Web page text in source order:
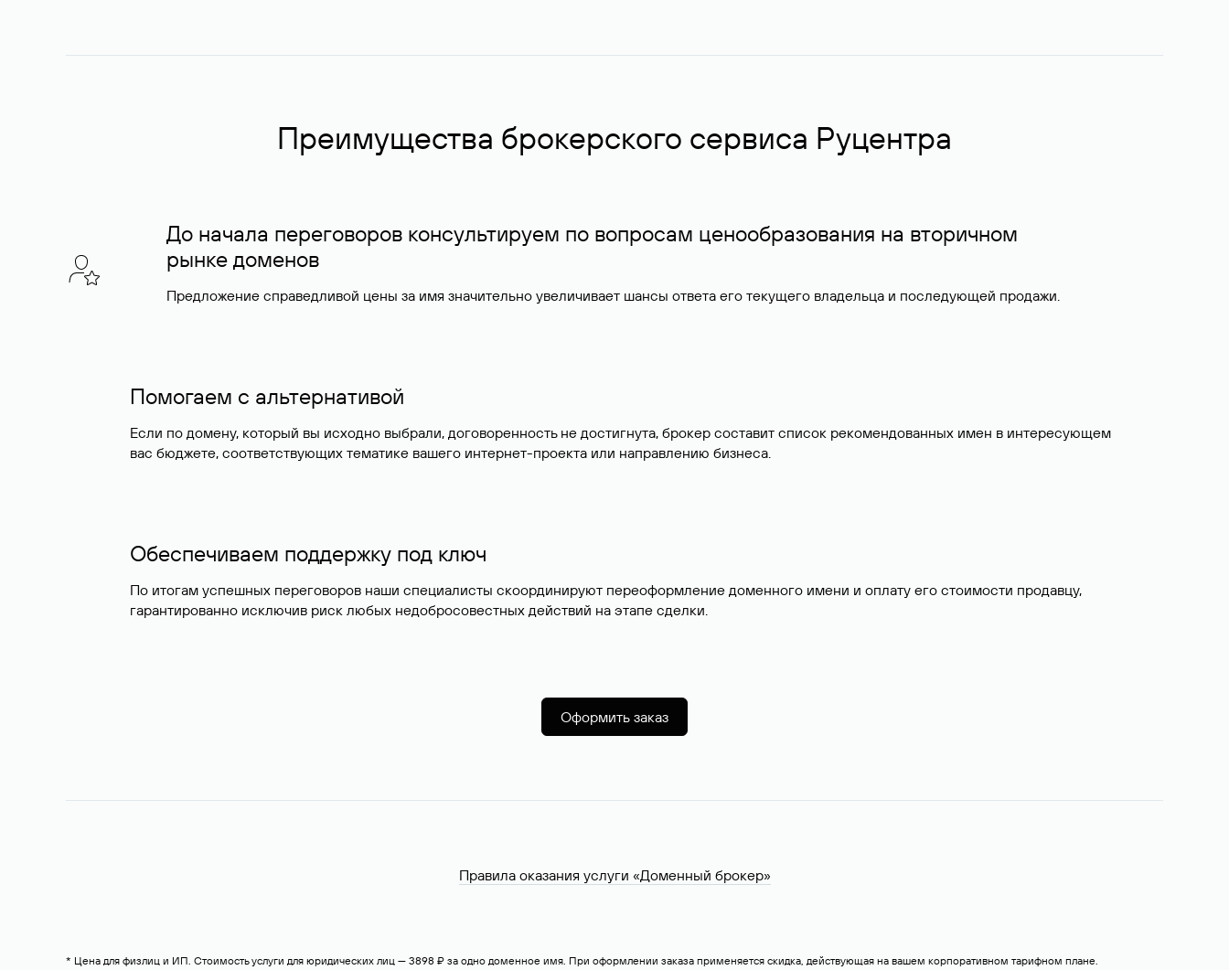
Преимущества брокерского сервиса Руцентра
До начала переговоров консультируем по вопросам ценообразования на вторичном
рынке доменов
Предложение справедливой цены за имя значительно увеличивает шансы ответа его текущего владельца и последующей продажи.
Помогаем с альтернативой
Если по домену, который вы исходно выбрали, договоренность не достигнута, брокер составит список рекомендованных имен в интересующем
вас бюджете, соответствующих тематике вашего интернет-проекта или направлению бизнеса.
Обеспечиваем поддержку под ключ
По итогам успешных переговоров наши специалисты скоординируют переоформление доменного имени и оплату его стоимости продавцу,
гарантированно исключив риск любых недобросовестных действий на этапе сделки.
Оформить заказ
Правила оказания услуги «Доменный брокер»
* Цена для физлиц и ИП. Стоимость услуги для юридических лиц — 3898 ₽ за одно доменное имя. При оформлении заказа применяется скидка, действующая на вашем корпоративном тарифном плане.